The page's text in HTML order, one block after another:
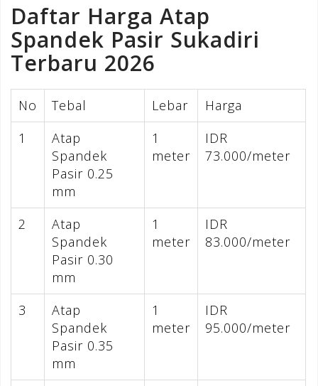
Daftar Harga Atap
Spandek Pasir Sukadiri
Terbaru 2026
No Tebal Lebar
Harga
1
Atap
Spandek
Pasir 0.25
mm
1
meter
IDR
73.000/meter
2
Atap
Spandek
Pasir 0.30
mm
1
meter
IDR
83.000/meter
3
Atap
Spandek
Pasir 0.35
mm
1
meter
IDR
95.000/meter